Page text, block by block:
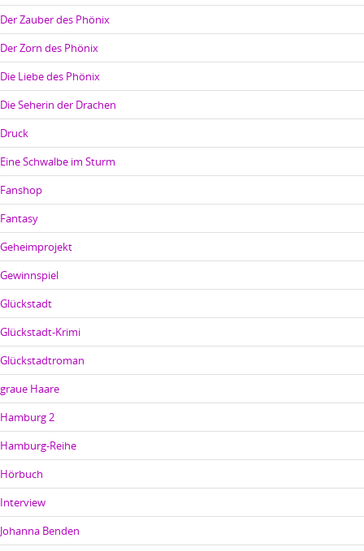
Der Zauber des Phönix
Der Zorn des Phönix
Die Liebe des Phönix
Die Seherin der Drachen
Druck
Eine Schwalbe im Sturm
Fanshop
Fantasy
Geheimprojekt
Gewinnspiel
Glückstadt
Glückstadt-Krimi
Glückstadtroman
graue Haare
Hamburg 2
Hamburg-Reihe
Hörbuch
Interview
Johanna Benden